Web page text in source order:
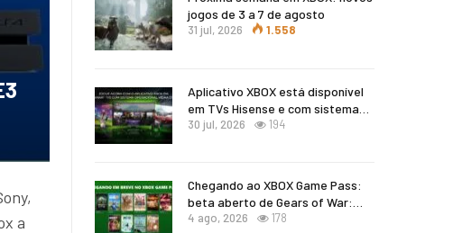
a
jogos de 3 a 7 de agosto
31 jul, 2026 1.558
Aplicativo XBOX está disponível
em TVs Hisense e com sistema…
30 jul, 2026 194
Chegando ao XBOX Game Pass:
beta aberto de Gears of War:…
4 ago, 2026 178